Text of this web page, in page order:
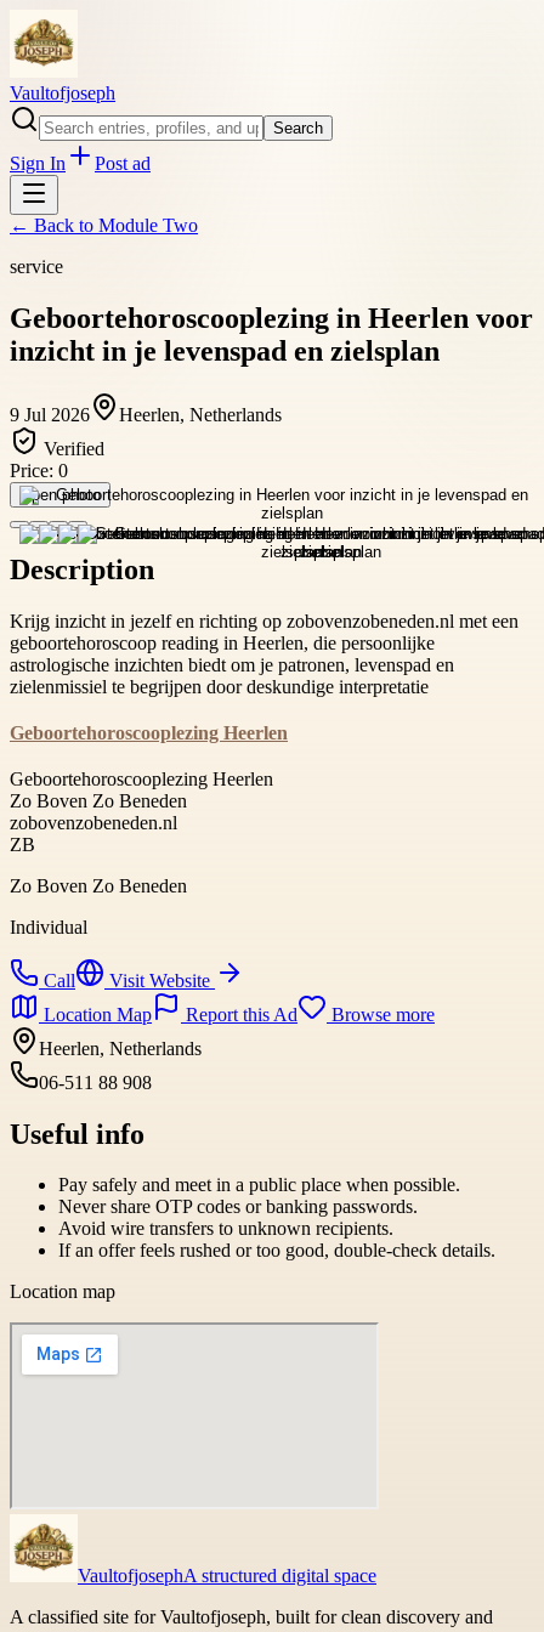
Vaultofjoseph
Search
Sign In Post ad
← Back to Module Two
service
Geboortehoroscooplezing in Heerlen voor
inzicht in je levenspad en zielsplan
9 Jul 2026
Heerlen, Netherlands
Verified
Price: 0
Open photo
Description
Krijg inzicht in jezelf en richting op zobovenzobeneden.nl met een
geboortehoroscoop reading in Heerlen, die persoonlijke
astrologische inzichten biedt om je patronen, levenspad en
zielenmissiel te begrijpen door deskundige interpretatie
Geboortehoroscooplezing Heerlen
Geboortehoroscooplezing Heerlen
Zo Boven Zo Beneden
zobovenzobeneden.nl
ZB
Zo Boven Zo Beneden
Individual
Call
Visit Website
Location Map
Report this Ad
Browse more
Heerlen, Netherlands
06-511 88 908
Useful info
Pay safely and meet in a public place when possible.
Never share OTP codes or banking passwords.
Avoid wire transfers to unknown recipients.
If an offer feels rushed or too good, double-check details.
Location map
VaultofjosephA structured digital space
A classified site for Vaultofjoseph, built for clean discovery and